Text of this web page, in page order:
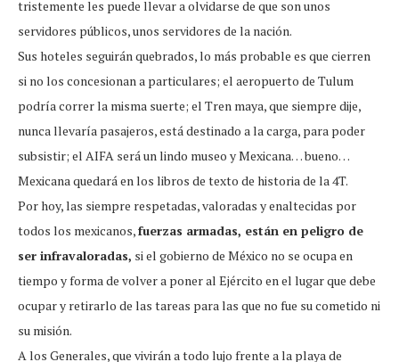
tristemente les puede llevar a olvidarse de que son unos
servidores públicos, unos servidores de la nación.
Sus hoteles seguirán quebrados, lo más probable es que cierren
si no los concesionan a particulares; el aeropuerto de Tulum
podría correr la misma suerte; el Tren maya, que siempre dije,
nunca llevaría pasajeros, está destinado a la carga, para poder
subsistir; el AIFA será un lindo museo y Mexicana… bueno…
Mexicana quedará en los libros de texto de historia de la 4T.
Por hoy, las siempre respetadas, valoradas y enaltecidas por
todos los mexicanos,fuerzas armadas, están en peligro de
ser infravaloradas, si el gobierno de México no se ocupa en
tiempo y forma de volver a poner al Ejército en el lugar que debe
ocupar y retirarlo de las tareas para las que no fue su cometido ni
su misión.
A los Generales, que vivirán a todo lujo frente a la playa de